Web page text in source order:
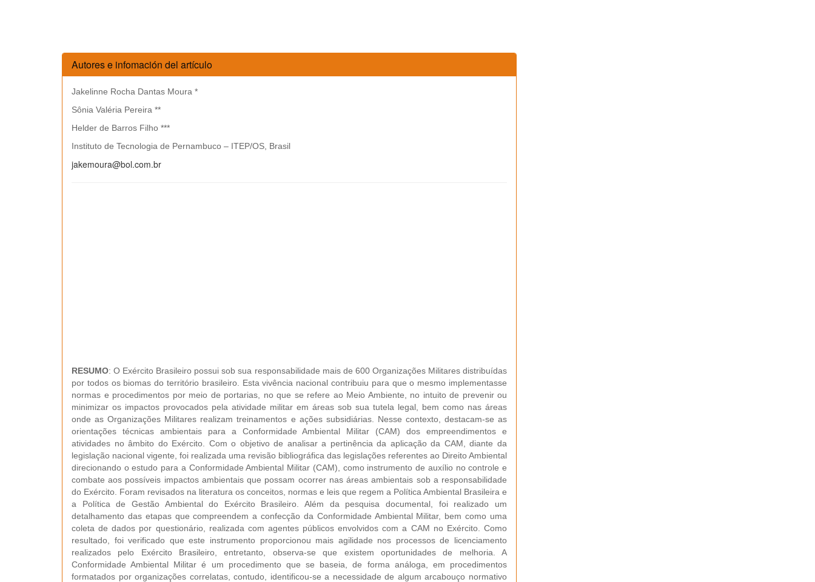
Autores e infomación del artículo
Jakelinne Rocha Dantas Moura *
Sônia Valéria Pereira **
Helder de Barros Filho ***
Instituto de Tecnologia de Pernambuco – ITEP/OS, Brasil
jakemoura@bol.com.br
RESUMO: O Exército Brasileiro possui sob sua responsabilidade mais de 600 Organizações Militares distribuídas
por todos os biomas do território brasileiro. Esta vivência nacional contribuiu para que o mesmo implementasse
normas e procedimentos por meio de portarias, no que se refere ao Meio Ambiente, no intuito de prevenir ou
minimizar os impactos provocados pela atividade militar em áreas sob sua tutela legal, bem como nas áreas
onde as Organizações Militares realizam treinamentos e ações subsidiárias. Nesse contexto, destacam-se as
orientações técnicas ambientais para a Conformidade Ambiental Militar (CAM) dos empreendimentos e
atividades no âmbito do Exército. Com o objetivo de analisar a pertinência da aplicação da CAM, diante da
legislação nacional vigente, foi realizada uma revisão bibliográfica das legislações referentes ao Direito Ambiental
direcionando o estudo para a Conformidade Ambiental Militar (CAM), como instrumento de auxílio no controle e
combate aos possíveis impactos ambientais que possam ocorrer nas áreas ambientais sob a responsabilidade
do Exército. Foram revisados na literatura os conceitos, normas e leis que regem a Política Ambiental Brasileira e
a Política de Gestão Ambiental do Exército Brasileiro. Além da pesquisa documental, foi realizado um
detalhamento das etapas que compreendem a confecção da Conformidade Ambiental Militar, bem como uma
coleta de dados por questionário, realizada com agentes públicos envolvidos com a CAM no Exército. Como
resultado, foi verificado que este instrumento proporcionou mais agilidade nos processos de licenciamento
realizados pelo Exército Brasileiro, entretanto, observa-se que existem oportunidades de melhoria. A
Conformidade Ambiental Militar é um procedimento que se baseia, de forma análoga, em procedimentos
formatados por organizações correlatas, contudo, identificou-se a necessidade de algum arcabouço normativo